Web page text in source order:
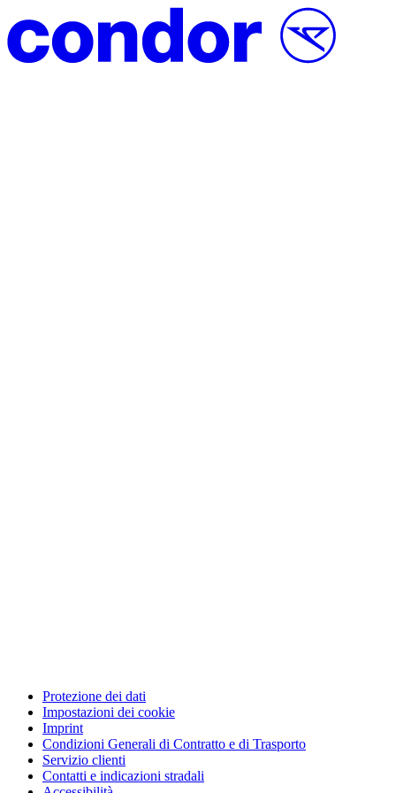
Protezione dei dati
Impostazioni dei cookie
Imprint
Condizioni Generali di Contratto e di Trasporto
Servizio clienti
Contatti e indicazioni stradali